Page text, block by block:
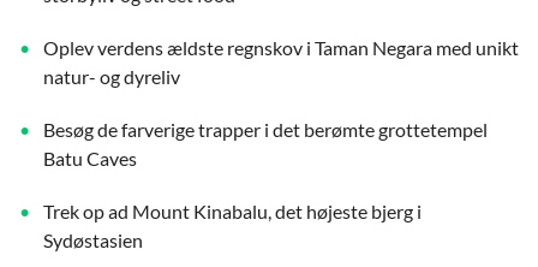
Oplev verdens ældste regnskov i Taman Negara med unikt
natur- og dyreliv
Besøg de farverige trapper i det berømte grottetempel
Batu Caves
Trek op ad Mount Kinabalu, det højeste bjerg i
Sydøstasien